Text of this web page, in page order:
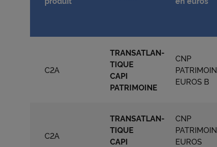
C2A
TRANSATLAN-
TIQUE
CAPI
PATRIMOINE
CNP
EUROS B
C2A
TRANSATLAN-
TIQUE
CAPI
CNP
EUROS